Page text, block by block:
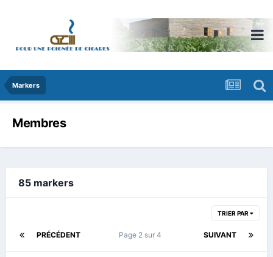
Markers
Membres
85 markers
TRIER PAR
PRÉCÉDENT SUIVANT
Page 2 sur 4